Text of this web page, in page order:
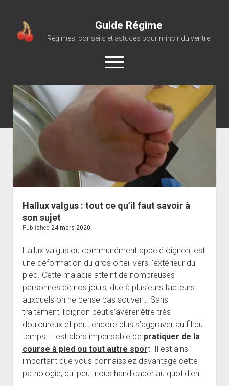
Guide Régime
Régimes, conseils et astuces pour mincir du ventre
open
menu
Hallux valgus : tout ce qu’il faut savoir à
son sujet
Published 24 mars 2020
Hallux valgus ou communément appelé oignon, est
une déformation du gros orteil vers l’extérieur du
pied. Cette maladie atteint de nombreuses
personnes de nos jours, due à plusieurs facteurs
auxquels on ne pense pas souvent. Sans
traitement, l’oignon peut s’avérer être très
douloureux et peut encore plus s’aggraver au fil du
temps. Il est alors impensable de pratiquer de la
course à pied ou tout autre sport. Il est ainsi
important que vous connaissiez davantage cette
pathologie, qui peut nous handicaper au quotidien.